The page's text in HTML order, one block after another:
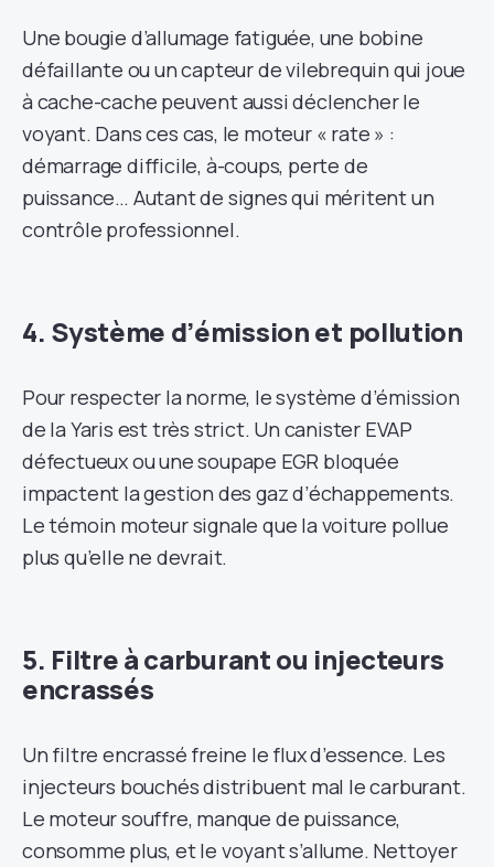
Une bougie d’allumage fatiguée, une bobine
défaillante ou un capteur de vilebrequin qui joue
à cache-cache peuvent aussi déclencher le
voyant. Dans ces cas, le moteur « rate » :
démarrage difficile, à-coups, perte de
puissance… Autant de signes qui méritent un
contrôle professionnel.
4. Système d’émission et pollution
Pour respecter la norme, le système d’émission
de la Yaris est très strict. Un canister EVAP
défectueux ou une soupape EGR bloquée
impactent la gestion des gaz d’échappements.
Le témoin moteur signale que la voiture pollue
plus qu’elle ne devrait.
5. Filtre à carburant ou injecteurs
encrassés
Un filtre encrassé freine le flux d’essence. Les
injecteurs bouchés distribuent mal le carburant.
Le moteur souffre, manque de puissance,
consomme plus, et le voyant s’allume. Nettoyer